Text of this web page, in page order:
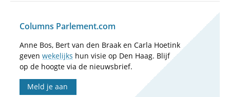
Columns Parlement.com
Anne Bos, Bert van den Braak en Carla Hoetink
geven wekelijks hun visie op Den Haag. Blijf
op de hoogte via de nieuwsbrief.
Meld je aan